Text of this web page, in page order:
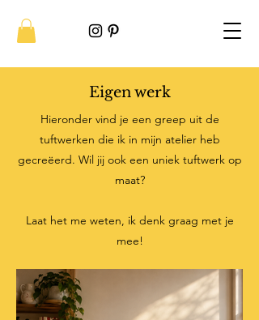
Eigen werk
Hieronder vind je een greep uit de
tuftwerken die ik in mijn atelier heb
gecreëerd. Wil jij ook een uniek tuftwerk op
maat?
Laat het me weten, ik denk graag met je
mee!